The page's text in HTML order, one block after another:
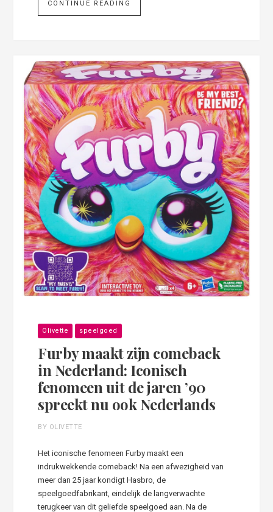
CONTINUE READING
Olivette speelgoed
Furby maakt zijn comeback
in Nederland: Iconisch
fenomeen uit de jaren ’90
spreekt nu ook Nederlands
BY OLIVETTE
Het iconische fenomeen Furby maakt een
indrukwekkende comeback! Na een afwezigheid van
meer dan 25 jaar kondigt Hasbro, de
speelgoedfabrikant, eindelijk de langverwachte
terugkeer van dit geliefde speelgoed aan. Na de